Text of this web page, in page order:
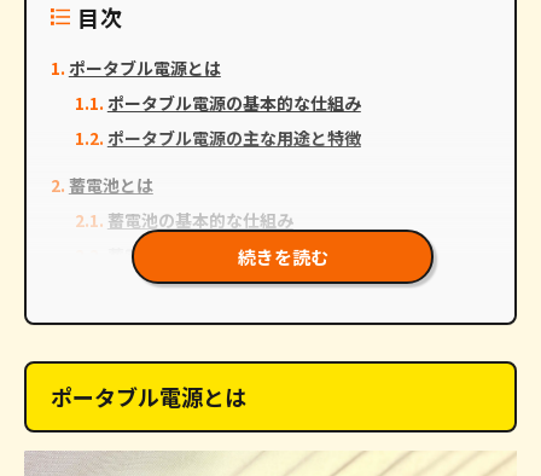
目次
ポータブル電源とは
ポータブル電源の基本的な仕組み
ポータブル電源の主な用途と特徴
蓄電池とは
蓄電池の基本的な仕組み
蓄電池の主な用途と特徴
コスト・導入のしやすさの違い
続きを読む
ポータブル電源とは